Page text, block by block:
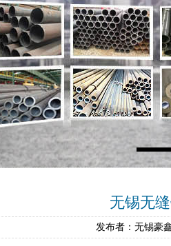
无锡无
发布者：无锡豪